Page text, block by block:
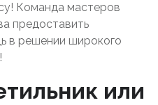
Команда мастеров
предоставить
в решении широкого
или